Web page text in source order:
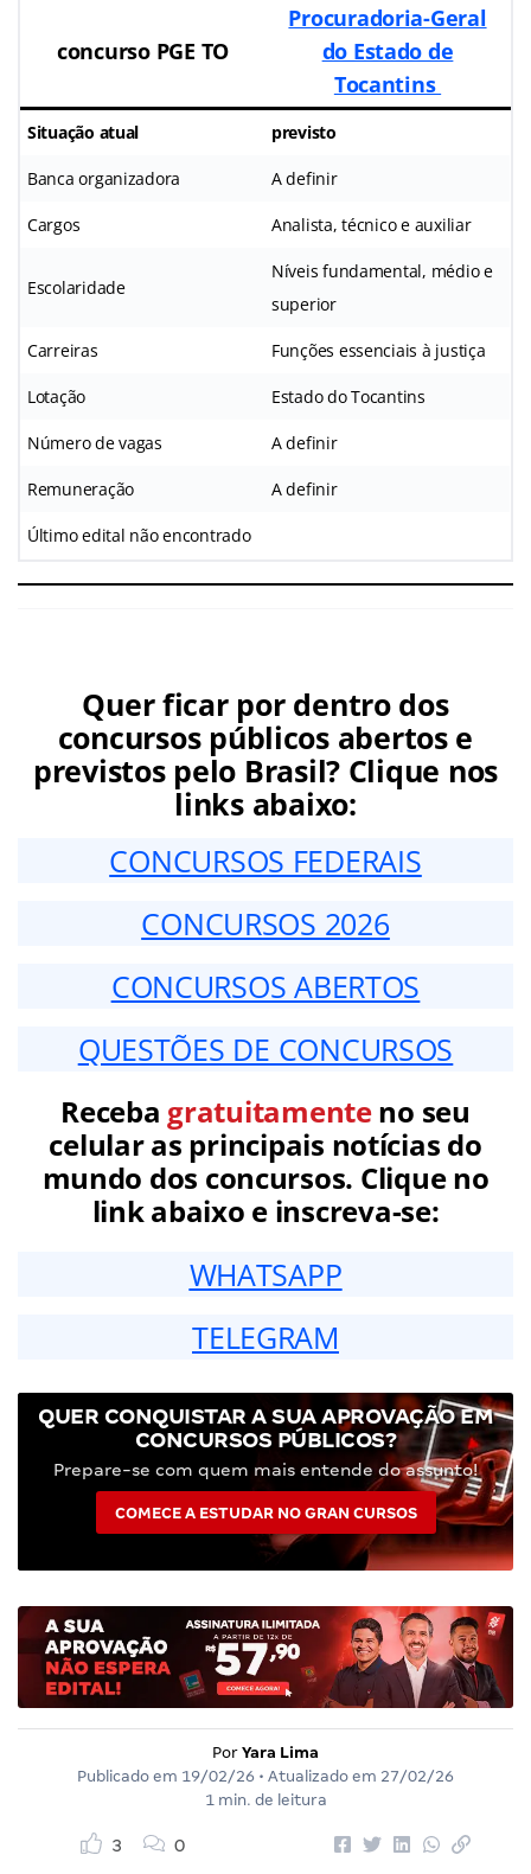
concurso PGE TO
Procuradoria-Geral
do Estado de
Tocantins
Situação atual previsto
Banca organizadora A definir
Cargos Analista, técnico e auxiliar
Escolaridade
Níveis fundamental, médio e
superior
Carreiras Funções essenciais à justiça
Lotação Estado do Tocantins
Número de vagas A definir
Remuneração A definir
Último edital não encontrado
Quer ficar por dentro dos
concursos públicos abertos e
previstos pelo Brasil? Clique nos
links abaixo:
CONCURSOS FEDERAIS
CONCURSOS 2026
CONCURSOS ABERTOS
QUESTÕES DE CONCURSOS
Receba gratuitamenteno seu
celular as principais notícias do
mundo dos concursos. Clique no
link abaixo e inscreva-se:
WHATSAPP
TELEGRAM
QUER CONQUISTAR A SUA APROVAÇÃO EM
CONCURSOS PÚBLICOS?
Prepare-se com quem mais entende do assunto!
COMECE A ESTUDAR NO GRAN CURSOS
Por Yara Lima
Publicado em 19/02/26 • Atualizado em 27/02/26
1 min. de leitura
3 0